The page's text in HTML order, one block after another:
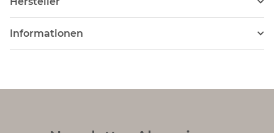
Informationen